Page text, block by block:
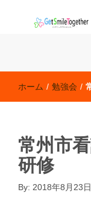
ホーム / 勉強会 /
常州市
研修
By: 2018年8月23日